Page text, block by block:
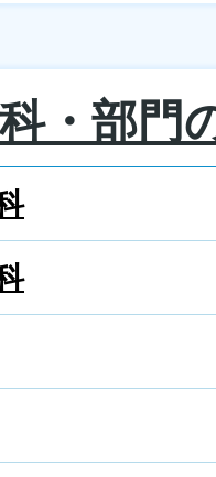
・部門